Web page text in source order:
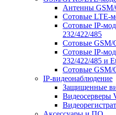
Антенны GSM/
Сотовые LTE-
Сотовые IP-
232/422/485
Сотовые GSM/
Сотовые IP-
232/422/485 и
Сотовые GSM/
IP-видеонаблюдение
Защищенные
Видеосерверы